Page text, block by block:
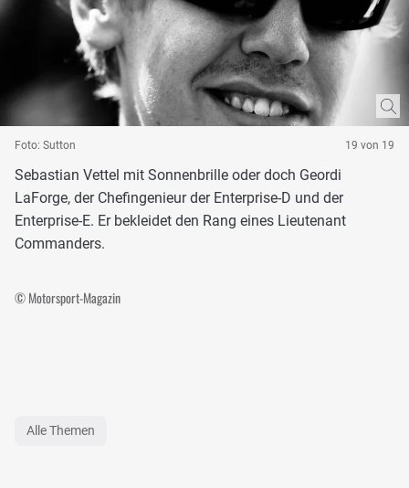
Foto: Sutton 19 von 19
Sebastian Vettel mit Sonnenbrille oder doch Geordi
LaForge, der Chefingenieur der Enterprise-D und der
Enterprise-E. Er bekleidet den Rang eines Lieutenant
Commanders.
© Motorsport-Magazin
Alle Themen